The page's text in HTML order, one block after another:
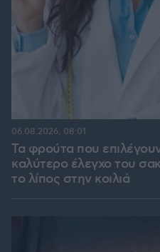
Τα φρούτα που
καλύτερο έλεγχο του
το λίπος στην κοιλιά
06.08.2026, 08:01